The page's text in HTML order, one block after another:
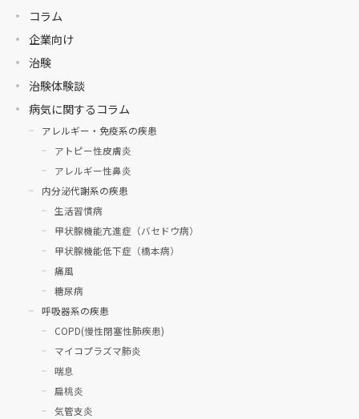
コラム
企業向け
治験
治験体験談
病気に関するコラム
アレルギー・免疫系の疾患
アトピー性皮膚炎
アレルギー性鼻炎
内分泌代謝系の疾患
生活習慣病
甲状腺機能亢進症（バセドウ病）
甲状腺機能低下症（橋本病）
痛風
糖尿病
呼吸器系の疾患
COPD(慢性閉塞性肺疾患)
マイコプラズマ肺炎
喘息
扁桃炎
気管支炎